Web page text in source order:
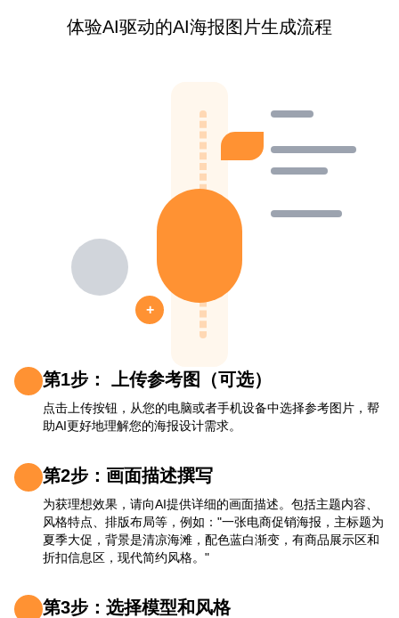
体验AI驱动的AI海报图片生成流程
+
第1步： 上传参考图（可选）
点击上传按钮，从您的电脑或者手机设备中选择参考图片，帮
助AI更好地理解您的海报设计需求。
第2步：画面描述撰写
为获理想效果，请向AI提供详细的画面描述。包括主题内容、
风格特点、排版布局等，例如："一张电商促销海报，主标题为
夏季大促，背景是清凉海滩，配色蓝白渐变，有商品展示区和
折扣信息区，现代简约风格。"
第3步：选择模型和风格